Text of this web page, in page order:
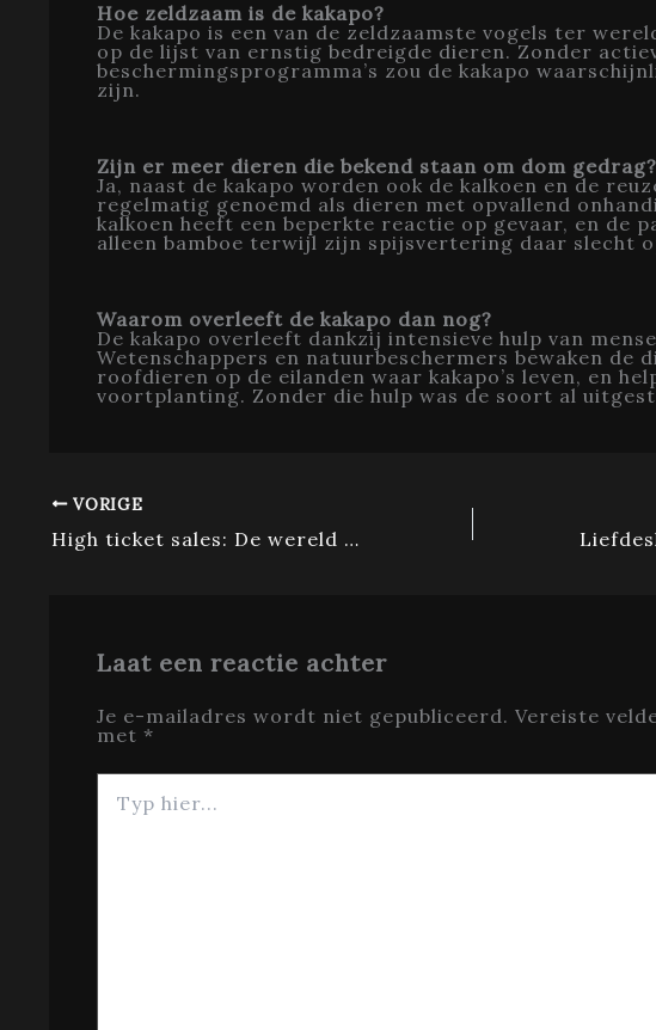
Hoe zeldzaam is de kakapo?
De kakapo is een van de zeldzaamste vogels ter
op de lijst van ernstig bedreigde dieren. Zonder
beschermingsprogramma’s zou de kakapo
zijn.
Zijn er meer dieren die bekend staan om dom gedrag?
Ja, naast de kakapo worden ook de kalkoen en de
regelmatig genoemd als dieren met opvallend
kalkoen heeft een beperkte reactie op gevaar, en de
alleen bamboe terwijl zijn spijsvertering daar slecht
Waarom overleeft de kakapo dan nog?
De kakapo overleeft dankzij intensieve hulp van
Wetenschappers en natuurbeschermers bewaken de
roofdieren op de eilanden waar kakapo’s leven, en
voortplanting. Zonder die hulp was de soort al
VORIGE
High ticket sales: De wereld van verkoop met hoge waarde uitgelegd
Laat een reactie achter
Je e-mailadres wordt niet gepubliceerd. Vereiste
met *
hier...